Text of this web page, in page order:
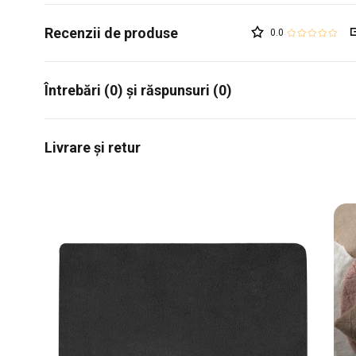
0.0
Întrebări (0) și răspunsuri (0)
Livrare și retur